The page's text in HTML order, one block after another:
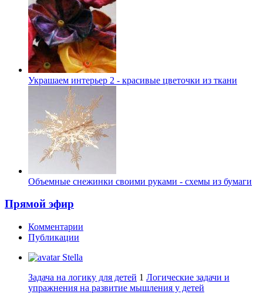
Украшаем интерьер 2 - красивые цветочки из ткани
Объемные снежинки своими руками - схемы из бумаги
Прямой эфир
Комментарии
Публикации
Stella
Задача на логику для детей 1 Логические задачи и
упражнения на развитие мышления у детей